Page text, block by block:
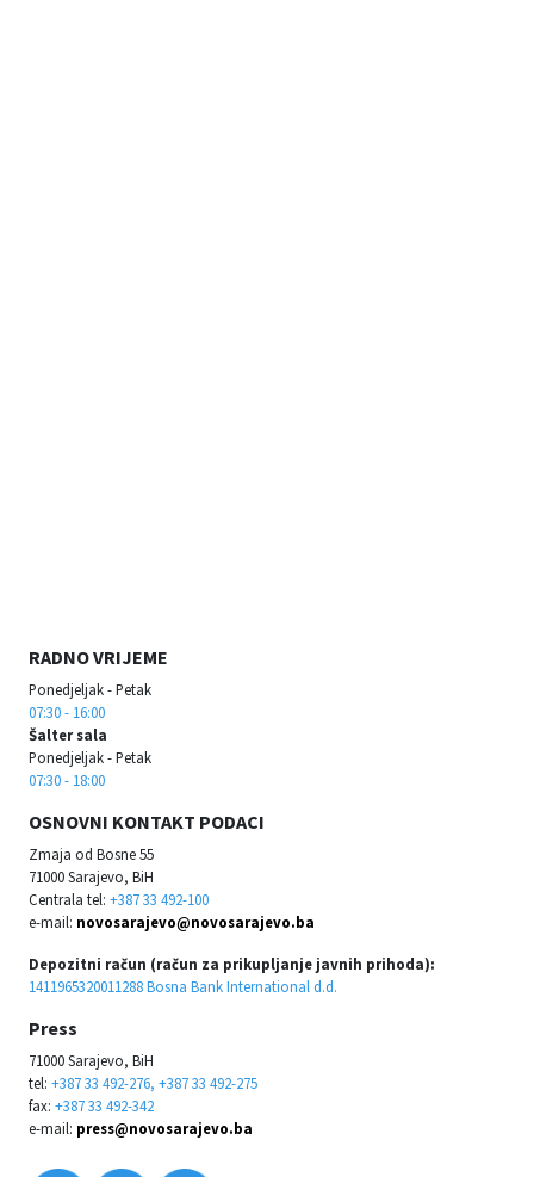
RADNO VRIJEME
Ponedjeljak - Petak
07:30 - 16:00
Šalter sala
Ponedjeljak - Petak
07:30 - 18:00
OSNOVNI KONTAKT PODACI
Zmaja od Bosne 55
71000 Sarajevo, BiH
Centrala tel: +387 33 492-100
e-mail: novosarajevo@novosarajevo.ba
Depozitni račun (račun za prikupljanje javnih prihoda):
1411965320011288 Bosna Bank International d.d.
Press
71000 Sarajevo, BiH
tel: +387 33 492-276, +387 33 492-275
fax: +387 33 492-342
e-mail: press@novosarajevo.ba